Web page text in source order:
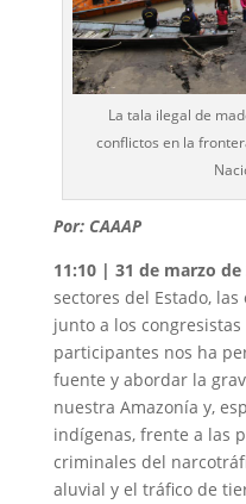
La tala ilegal de
conflictos en la
Por: CAAAP
11:10 | 31 de marzo de
sectores del Estado,
junto a los
participantes nos ha
fuente y abordar la
nuestra Amazonía y,
indígenas, frente a las
criminales del
aluvial y el tráfico de